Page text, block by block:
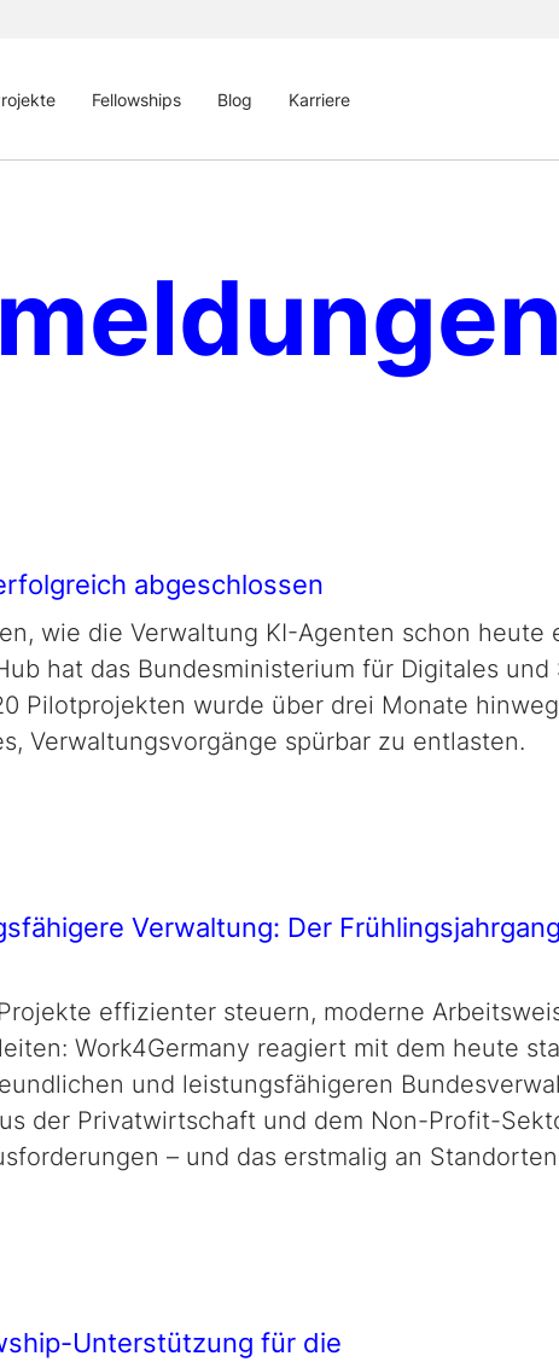
Fellowships Blog Karriere
abgeschlossen
wie die Verwaltung KI-Agenten schon heute
hat das Bundesministerium für Digitales und
Pilotprojekten wurde über drei Monate
Verwaltungsvorgänge spürbar zu entlasten.
Verwaltung: Der Frühlingsjahrgang
effizienter steuern, moderne
Work4Germany reagiert mit dem heute
und leistungsfähigeren
der Privatwirtschaft und dem Non-Profit-
– und das erstmalig an
Unterstützung für die